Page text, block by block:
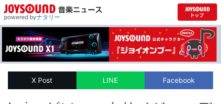
powered byナタリー
X Post LINE Facebook